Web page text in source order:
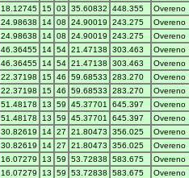
18.12745 15 03 35.60832 448.355
Overeno
24.98638 14 08 24.90019 243.275
Overeno
24.98638 14 08 24.90019 243.275
Overeno
46.36455 14 54 21.47138 303.463
Overeno
46.36455 14 54 21.47138 303.463
Overeno
22.37198 15 46 59.68533 283.270
Overeno
22.37198 15 46 59.68533 283.270
Overeno
51.48178 13 59 45.37701 645.397
Overeno
51.48178 13 59 45.37701 645.397
Overeno
30.82619 14 27 21.80473 356.025
Overeno
30.82619 14 27 21.80473 356.025
Overeno
16.07279 13 59 53.72838 583.675
Overeno
16.07279 13 59 53.72838 583.675
Overeno